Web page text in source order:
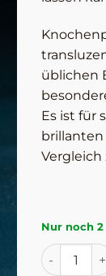
üblichen
Es ist für
brillanten
Vergleich
Nur noch